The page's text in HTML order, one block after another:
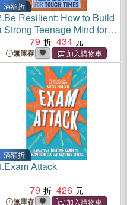
滿額折
Be Resilient: How to Build
Strong Teenage Mind for
Tough Times
79 434
無庫存
滿額折
Exam Attack
79
426
無庫存